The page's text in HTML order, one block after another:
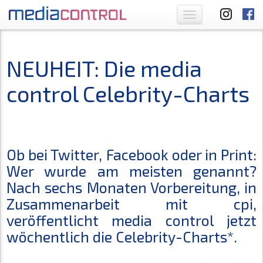
Toggle
navigation
NEUHEIT: Die media
control Celebrity-Charts
Ob bei Twitter, Facebook oder in Print:
Wer wurde am meisten genannt?
Nach sechs Monaten Vorbereitung, in
Zusammenarbeit mit cpi,
veröffentlicht media control jetzt
wöchentlich die Celebrity-Charts*.